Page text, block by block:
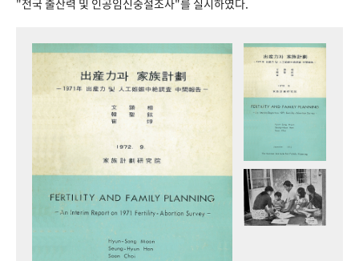
"전국 출산력 및 인공임신중절조사"를 실시하였다.